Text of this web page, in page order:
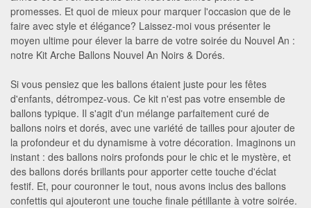
promesses. Et quoi de mieux pour marquer l'occasion que de le
faire avec style et élégance? Laissez-moi vous présenter le
moyen ultime pour élever la barre de votre soirée du Nouvel An :
notre Kit Arche Ballons Nouvel An Noirs & Dorés.
Si vous pensiez que les ballons étaient juste pour les fêtes
d'enfants, détrompez-vous. Ce kit n'est pas votre ensemble de
ballons typique. Il s'agit d'un mélange parfaitement curé de
ballons noirs et dorés, avec une variété de tailles pour ajouter de
la profondeur et du dynamisme à votre décoration. Imaginons un
instant : des ballons noirs profonds pour le chic et le mystère, et
des ballons dorés brillants pour apporter cette touche d'éclat
festif. Et, pour couronner le tout, nous avons inclus des ballons
confettis qui ajouteront une touche finale pétillante à votre soirée.